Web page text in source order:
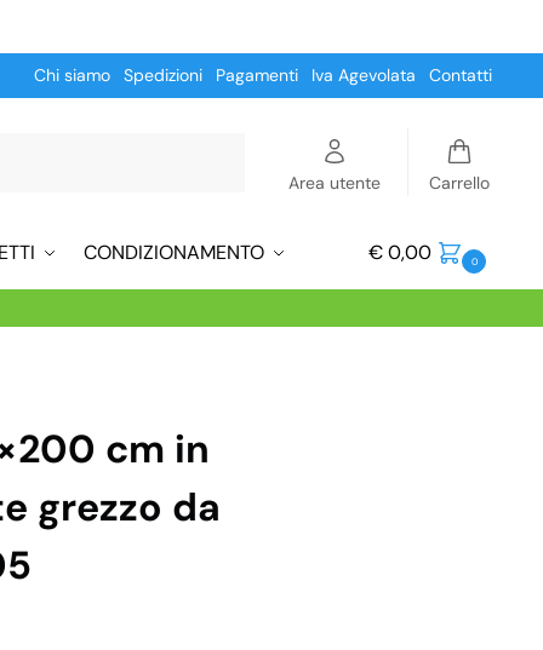
Chi siamo Spedizioni Pagamenti Iva Agevolata Contatti
Area utente Carrello
CONDIZIONAMENTO €0,00 0
cm in
grezzo da